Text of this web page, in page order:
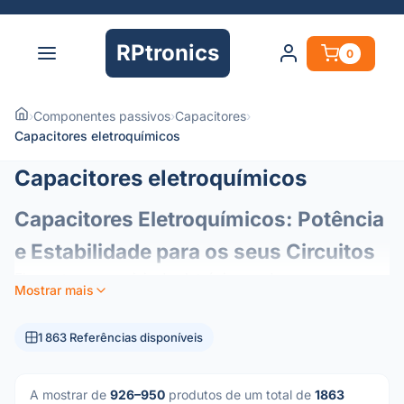
RPtronics 0
›Componentes passivos›Capacitores›
Capacitores eletroquímicos
Capacitores eletroquímicos
Capacitores Eletroquímicos: Potência
e Estabilidade para os seus Circuitos
condensadores eletroquímicos (ou eletrolíticos)
circuitos. Concebidos para oferecer uma elevada
componentes preferenciais para a gestão de energia e
Mostrar mais
1 863 Referências disponíveis
A mostrar de 926–950 produtos de um total de 1863